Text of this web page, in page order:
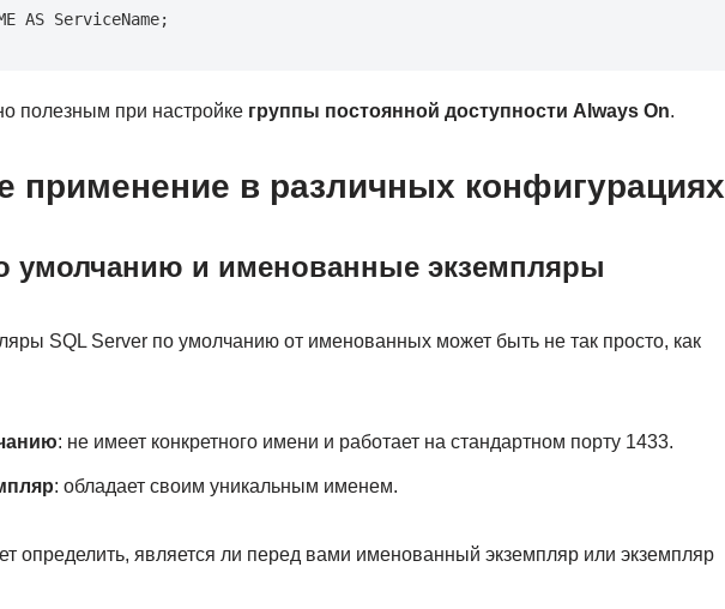
AS ServiceName;
полезным при настройке группы постоянной доступности Always On.
применение в различных конфигурациях
умолчанию и именованные экземпляры
SQL Server по умолчанию от именованных может быть не так просто, как
: не имеет конкретного имени и работает на стандартном порту 1433.
: обладает своим уникальным именем.
определить, является ли перед вами именованный экземпляр или экземпляр